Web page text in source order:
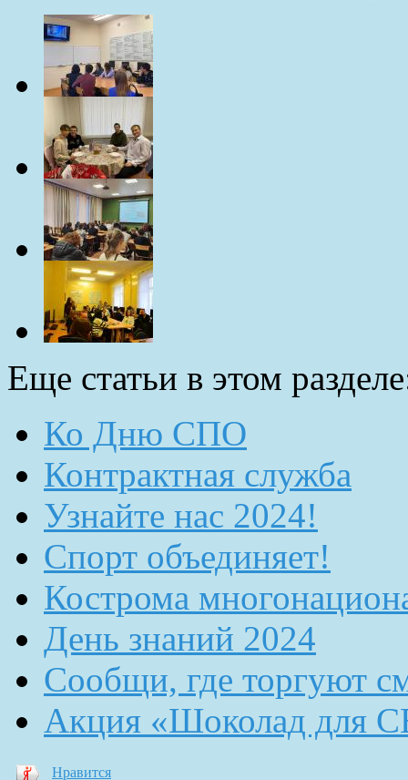
Еще статьи в этом
Ко Дню СПО
Контрактная служба
Узнайте нас 2024!
Спорт объединяет!
Кострома
День знаний 2024
Сообщи, где торгуют
Акция «Шоколад для
Нравится